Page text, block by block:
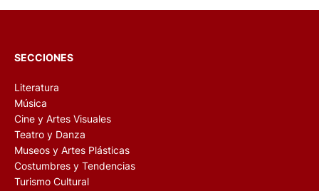
SECCIONES
Literatura
Música
Cine y Artes Visuales
Teatro y Danza
Museos y Artes Plásticas
Costumbres y Tendencias
Turismo Cultural